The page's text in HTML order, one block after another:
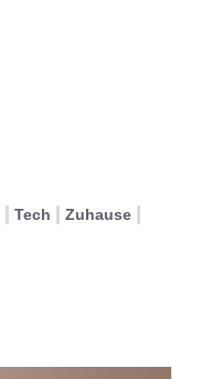
Tech Zuhause